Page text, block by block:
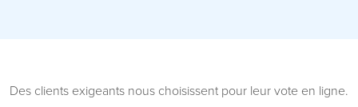
Des clients exigeants nous choisissent pour leur vote en ligne.